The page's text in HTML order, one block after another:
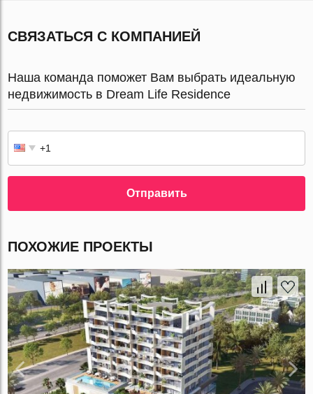
СВЯЗАТЬСЯ С КОМПАНИЕЙ
Наша команда поможет Вам выбрать идеальную
недвижимость в Dream Life Residence
Отправить
ПОХОЖИЕ ПРОЕКТЫ